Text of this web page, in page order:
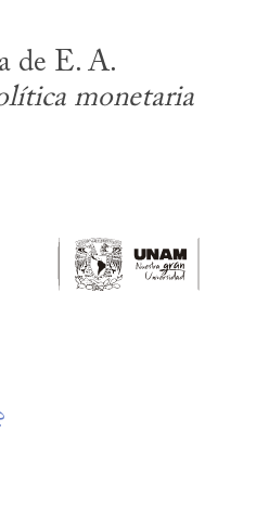
de E. A.
monetaria